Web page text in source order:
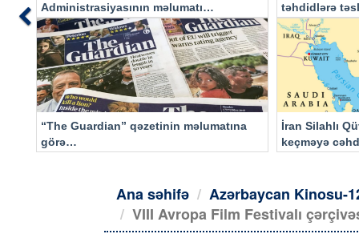
Administrasiyasının məlumatı
əsasında…
təhdidlərə
“The Guardian” qəzetinin məlumatına
görə…
İran Silahlı
keçməyə
Previous
Ana səhifə
Azərbaycan Kinosu-
VIII Avropa Film Festivalı